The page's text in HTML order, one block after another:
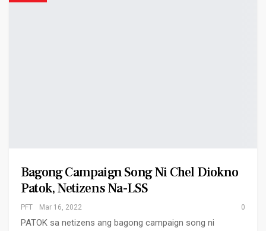
Bagong Campaign Song Ni Chel Diokno
Patok, Netizens Na-LSS
PFT Mar 16, 2022 0
PATOK sa netizens ang bagong campaign song ni